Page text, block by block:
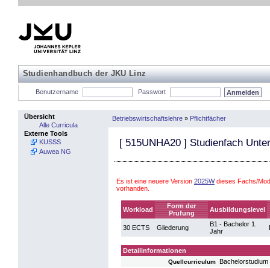
Studienhandbuch der JKU Linz
Benutzername Passwort
Übersicht
Alle Curricula
Externe Tools
KUSSS
Auwea NG
Betriebswirtschaftslehre » Pflichtfächer
[ 515UNHA20 ] Studienfach
Es ist eine neuere Version 2025Wdieses Fachs/
vorhanden.
Workload
Form der
Prüfung
Ausbildungslevel
30 ECTS Gliederung
B1 - Bachelor 1.
Jahr
Detailinformationen
Quellcurriculum